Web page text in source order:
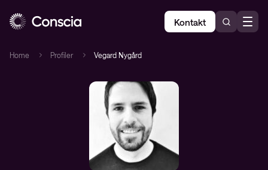
Kontakt
Home Profiler Vegard Nygård